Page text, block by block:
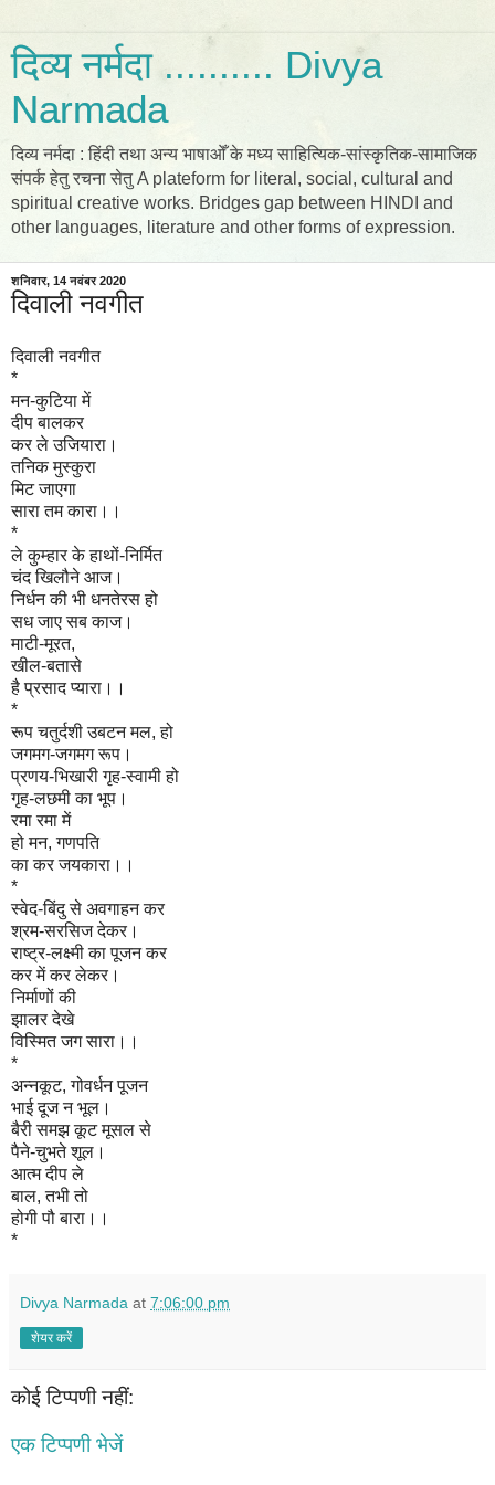
दिव्य नर्मदा .......... Divya
Narmada
दिव्य नर्मदा : हिंदी तथा अन्य भाषाओँ के मध्य साहित्यिक-सांस्कृतिक-सामाजिक
संपर्क हेतु रचना सेतु A plateform for literal, social, cultural and
spiritual creative works. Bridges gap between HINDI and
other languages, literature and other forms of expression.
शनिवार, 14 नवंबर 2020
दिवाली नवगीत
दिवाली नवगीत
*
मन-कुटिया में
दीप बालकर
कर ले उजियारा।
तनिक मुस्कुरा
मिट जाएगा
सारा तम कारा।।
*
ले कुम्हार के हाथों-निर्मित
चंद खिलौने आज।
निर्धन की भी धनतेरस हो
सध जाए सब काज।
माटी-मूरत,
खील-बतासे
है प्रसाद प्यारा।।
*
रूप चतुर्दशी उबटन मल, हो
जगमग-जगमग रूप।
प्रणय-भिखारी गृह-स्वामी हो
गृह-लछमी का भूप।
रमा रमा में
हो मन, गणपति
का कर जयकारा।।
*
स्वेद-बिंदु से अवगाहन कर
श्रम-सरसिज देकर।
राष्ट्र-लक्ष्मी का पूजन कर
कर में कर लेकर।
निर्माणों की
झालर देखे
विस्मित जग सारा।।
*
अन्नकूट, गोवर्धन पूजन
भाई दूज न भूल।
बैरी समझ कूट मूसल से
पैने-चुभते शूल।
आत्म दीप ले
बाल, तभी तो
होगी पौ बारा।।
*
Divya Narmada at 7:06:00 pm
शेयर करें
कोई टिप्पणी नहीं:
एक टिप्पणी भेजें